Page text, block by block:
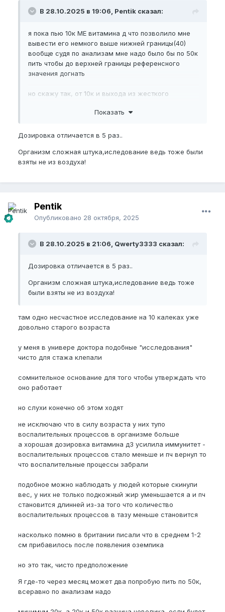
В 28.10.2025 в 19:06, Pentik сказал:
я пока пью 10к МЕ витамина д что позволило мне
вывести его немного выше нижней границы(40)
вообще судя по анализам мне надо было бы по 50к
пить чтобы до верхней границы референсного
значения догнать
но скажу так, от 10к и выхода из жесткого
особо не изменилось(в плане ПЧ, иммунитет
врядли на 50к случится чудо
Показать
Дозировка отличается в 5 раз..
Организм сложная штука,иследование ведь тоже были
взяты не из воздуха!
Pentik
Опубликовано 28 октября, 2025
В 28.10.2025 в 21:06, Qwerty3333 сказал:
Дозировка отличается в 5 раз..
Организм сложная штука,иследование ведь тоже
были взяты не из воздуха!
там одно несчастное исследование на 10 калеках уже
довольно старого возраста
у меня в универе доктора подобные "исследования"
чисто для стажа клепали
сомнительное основание для того чтобы утверждать что
оно работает
но слухи конечно об этом ходят
не исключаю что в силу возраста у них тупо
воспалительных процессов в организме больше
а хорошая дозировка витамина д3 усилила иммунитет -
воспалительных процессов стало меньше и пч вернул то
что воспалительные процессы забрали
подобное можно наблюдать у людей которые скинули
вес, у них не только подкожный жир уменьшается а и пч
становится длинней из-за того что количество
воспалительных процессов в тазу меньше становится
насколько помню в британии писали что в среднем 1-2
см прибавилось после появления оземпика
но это так, чисто предположение
Я где-то через месяц может два попробую пить по 50к,
всеравно по анализам надо